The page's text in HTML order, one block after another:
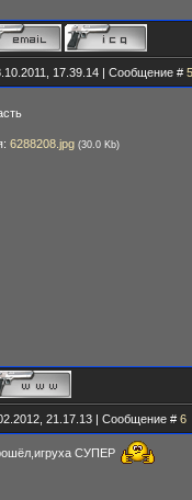
17.39.14 | Сообщение # 5
6288208.jpg (30.0 Kb)
21.17.13 | Сообщение # 6
СУПЕР